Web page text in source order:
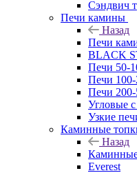
Сэндвич
Печи камины
Назад
Печи
BLACK
Печи 50-
Печи
Печи
Угловые
Узкие
Каминные
Назад
Everest